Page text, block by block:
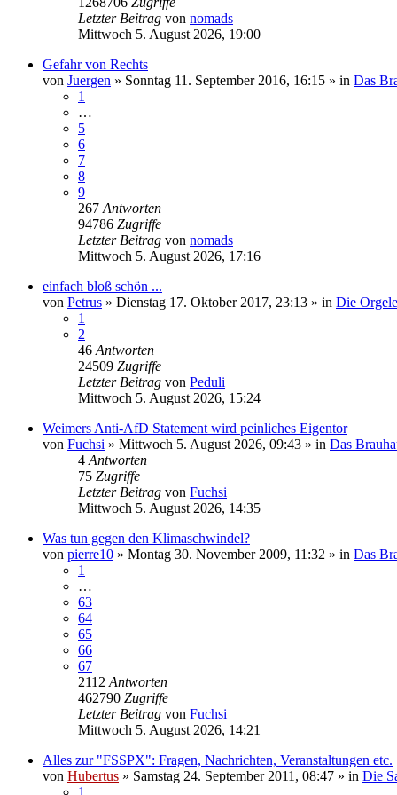
Letzter Beitrag von nomads
Mittwoch 5. August 2026, 19:00
Gefahr von Rechts
von Juergen » Sonntag 11. September 2016, 16:15 » in Das
1
…
5
6
7
8
9
267 Antworten
94786 Zugriffe
Letzter Beitrag von nomads
Mittwoch 5. August 2026, 17:16
einfach bloß schön ...
von Petrus » Dienstag 17. Oktober 2017, 23:13 » in Die
1
2
46 Antworten
24509 Zugriffe
Letzter Beitrag von Peduli
Mittwoch 5. August 2026, 15:24
Weimers Anti-AfD Statement wird peinliches Eigentor
von Fuchsi » Mittwoch 5. August 2026, 09:43 » in Das
4 Antworten
75 Zugriffe
Letzter Beitrag von Fuchsi
Mittwoch 5. August 2026, 14:35
Was tun gegen den Klimaschwindel?
von pierre10 » Montag 30. November 2009, 11:32 » in Das
1
…
63
64
65
66
67
2112 Antworten
462790 Zugriffe
Letzter Beitrag von Fuchsi
Mittwoch 5. August 2026, 14:21
Alles zur "FSSPX": Fragen, Nachrichten, Veranstaltungen etc.
von Hubertus » Samstag 24. September 2011, 08:47 » in Die
1